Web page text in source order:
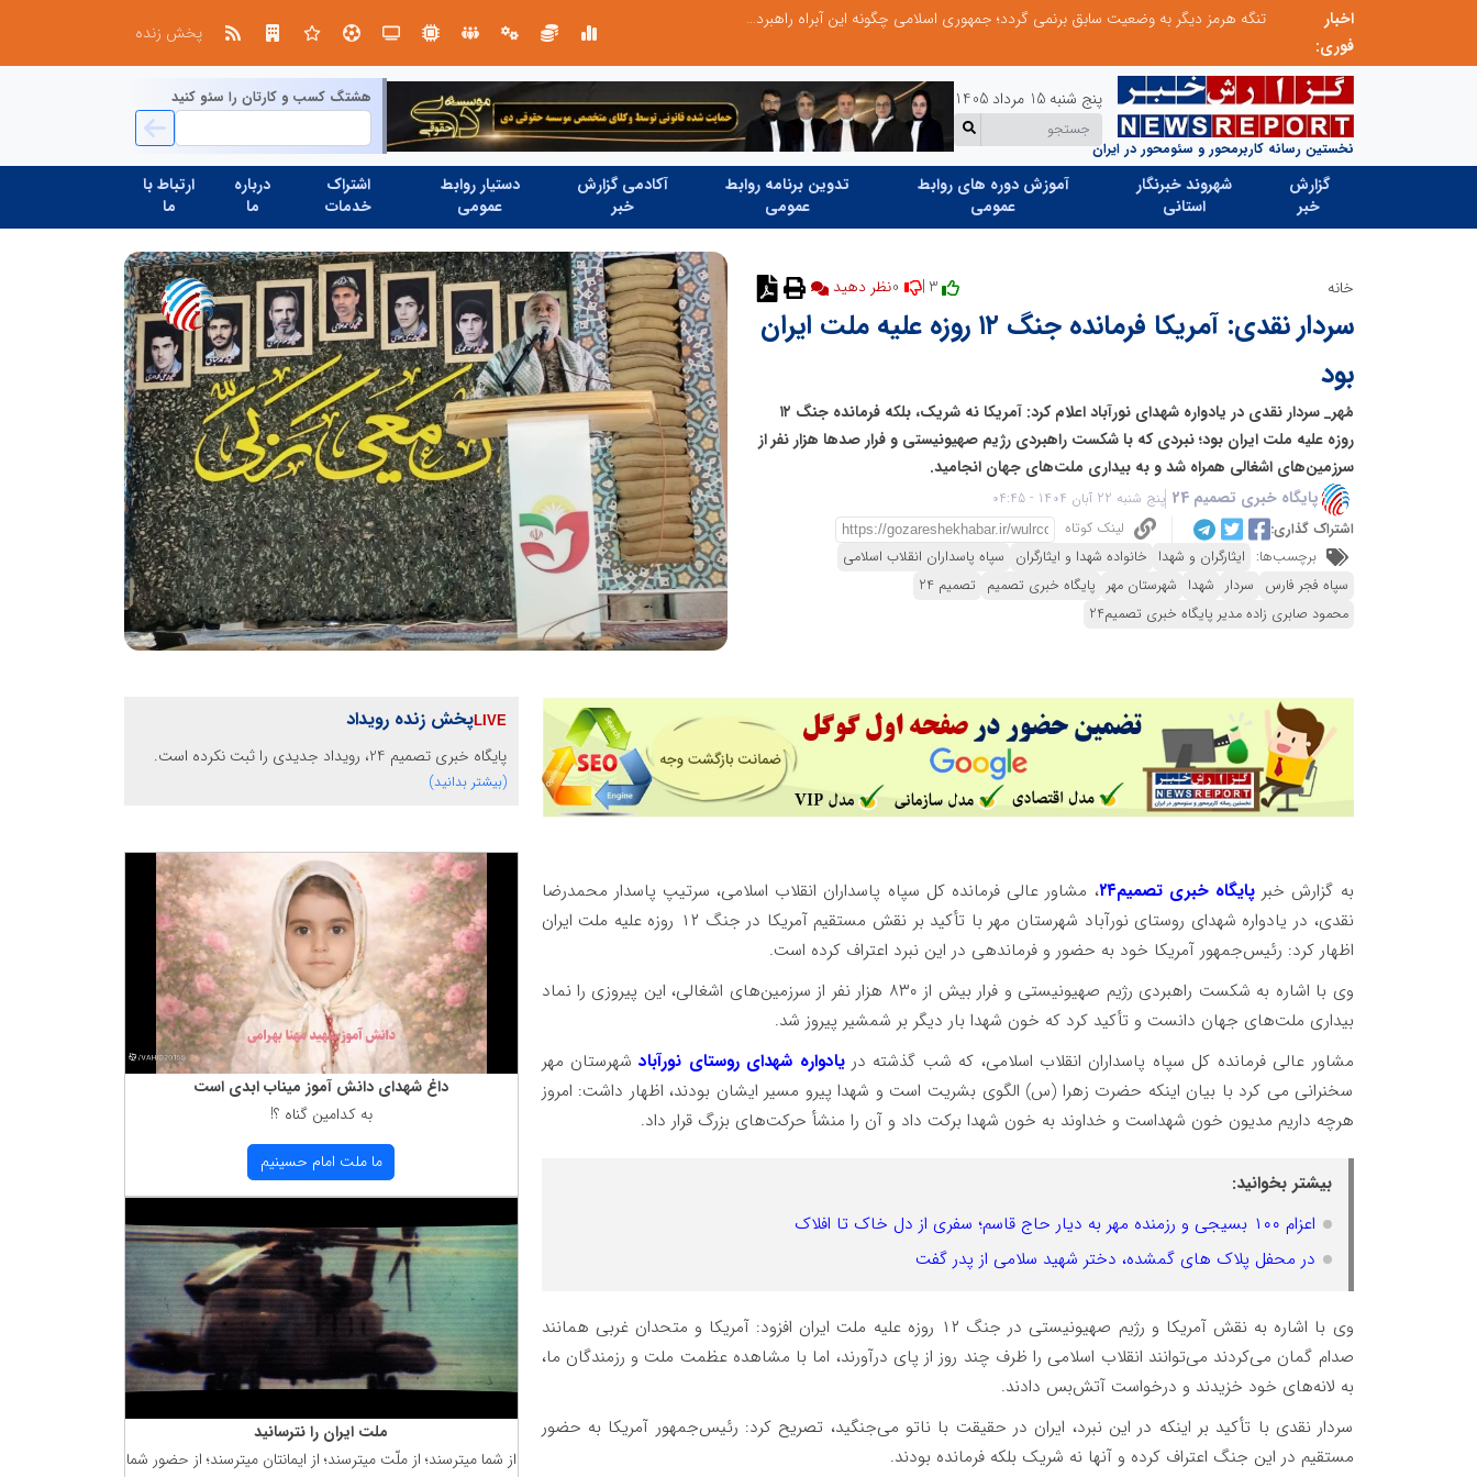
اخبار
فوری:
جایگزین تحریم میشود تنگه هرمز دیگر به وضعیت سابق برنمی گردد؛ جمهوری اسلامی چگونه این آبراه راهبردی را به دال مرکزی نظم امنیتی جدید غرب آسیا تبدیل می کند؟
پخش زنده
نخستین رسانه کاربرمحور و سئومحور در ایران
پنج شنبه 15 مرداد 1405 هشتگ کسب و کارتان را سئو کنید
گزارش
خبر
شهروند خبرنگار
استانی
آموزش دوره های روابط
عمومی
تدوین برنامه روابط
عمومی
آکادمی گزارش
خبر
دستیار روابط
عمومی
اشتراک
خدمات
درباره
ما
ارتباط با
ما
خانه 3 | نظر دهید
سردار نقدی: آمریکا فرمانده جنگ ۱۲ روزه علیه ملت ایران
بود
مُهر_ سردار نقدی در یادواره شهدای نورآباد اعلام کرد: آمریکا نه شریک، بلکه فرمانده جنگ ۱۲
روزه علیه ملت ایران بود؛ نبردی که با شکست راهبردی رژیم صهیونیستی و فرار صدها هزار نفر از
سرزمین‌های اشغالی همراه شد و به بیداری ملت‌های جهان انجامید.
پایگاه خبری تصمیم 24
پنج شنبه 22 آبان 1404 - 04:45
اشتراک گذاری:
لینک کوتاه
برچسب‌ها: ایثارگران و شهدا خانواده شهدا و ایثارگران سپاه پاسداران انقلاب اسلامی
سپاه فجر فارس سردار شهدا شهرستان مهر پایگاه خبری تصمیم تصمیم 24
محمود صابری زاده مدیر پایگاه خبری تصمیم24
به گزارش خبر پایگاه خبری تصمیم۲۴
، مشاور عالی فرمانده کل سپاه پاسداران انقلاب اسلامی، سرتیپ پاسدار محمدرضا
نقدی، در یادواره شهدای روستای نورآباد شهرستان مهر با تأکید بر نقش مستقیم آمریکا در جنگ ۱۲ روزه علیه ملت ایران
اظهار کرد: رئیس‌جمهور آمریکا خود به حضور و فرماندهی در این نبرد اعتراف کرده است.
وی با اشاره به شکست راهبردی رژیم صهیونیستی و فرار بیش از ۸۳۰ هزار نفر از سرزمین‌های اشغالی، این پیروزی را نماد
بیداری ملت‌های جهان دانست و تأکید کرد که خون شهدا بار دیگر بر شمشیر پیروز شد.
مشاور عالی فرمانده کل سپاه پاسداران انقلاب اسلامی، که شب گذشته در یادواره شهدای روستای نورآباد شهرستان مهر
سخنرانی می کرد با بیان اینکه حضرت زهرا (س) الگوی بشریت است و شهدا پیرو مسیر ایشان بودند، اظهار داشت: امروز
هرچه داریم مدیون خون شهداست و خداوند به خون شهدا برکت داد و آن را منشأ حرکت‌های بزرگ قرار داد.
بیشتر بخوانید:
اعزام ۱۰۰ بسیجی و رزمنده مهر به دیار حاج قاسم؛ سفری از دل خاک تا افلاک
در محفل پلاک های گمشده، دختر شهید سلامی از پدر گفت
وی با اشاره به نقش آمریکا و رژیم صهیونیستی در جنگ ۱۲ روزه علیه ملت ایران افزود: آمریکا و متحدان غربی همانند
صدام گمان می‌کردند می‌توانند انقلاب اسلامی را ظرف چند روز از پای درآورند، اما با مشاهده عظمت ملت و رزمندگان ما،
به لانه‌های خود خزیدند و درخواست آتش‌بس دادند.
سردار نقدی با تأکید بر اینکه در این نبرد، ایران در حقیقت با ناتو می‌جنگید، تصریح کرد: رئیس‌جمهور آمریکا به حضور
مستقیم در این جنگ اعتراف کرده و آنها نه شریک بلکه فرمانده بودند.
پخش زنده رویداد
پایگاه خبری تصمیم 24، رویداد جدیدی را ثبت نکرده است.
(بیشتر بدانید)
داغ شهدای دانش آموز میناب ابدی است
به كدامین گناه ؟!
ما ملت امام حسینیم
ملت ایران را نترسانید
از شما میترسند؛ از ملّت میترسند؛ از ایمانتان میترسند؛ از حضور شما